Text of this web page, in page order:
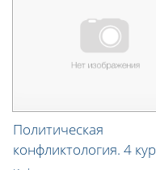
Политическая
конфликтология. 4